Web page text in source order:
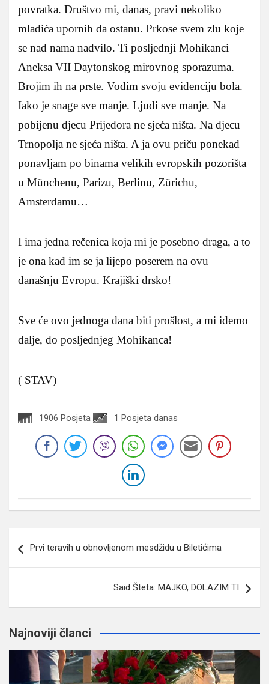
povratka. Društvo mi, danas, pravi nekoliko
mladića upornih da ostanu. Prkose svem zlu koje
se nad nama nadvilo. Ti posljednji Mohikanci
Aneksa VII Daytonskog mirovnog sporazuma.
Brojim ih na prste. Vodim svoju evidenciju bola.
Iako je snage sve manje. Ljudi sve manje. Na
pobijenu djecu Prijedora ne sjeća ništa. Na djecu
Trnopolja ne sjeća ništa. A ja ovu priču ponekad
ponavljam po binama velikih evropskih pozorišta
u Münchenu, Parizu, Berlinu, Zürichu,
Amsterdamu…
I ima jedna rečenica koja mi je posebno draga, a to
je ona kad im se ja lijepo poserem na ovu
današnju Evropu. Krajiški drsko!
Sve će ovo jednoga dana biti prošlost, a mi idemo
dalje, do posljednjeg Mohikanca!
( STAV)
1906 Posjeta 1 Posjeta danas
članaka
Prvi teravih u obnovljenom mesdžidu u Biletićima
Said Šteta: MAJKO, DOLAZIM TI
Najnoviji članci